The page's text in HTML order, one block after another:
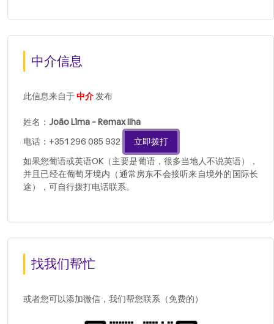
中介信息
此信息来自于中介发布
姓名： João Lima - Remax Ilha
电话：+351 296 085 932
立即拨打
如果您葡语或英语OK（主要是葡语，很多当地人不说英语），
并且已经在葡萄牙境内（通常房东不会接听来自境外的国际长
途），可自行拨打电话联系。
找我们帮忙
或者您可以添加微信，我们帮您联系（免费的）